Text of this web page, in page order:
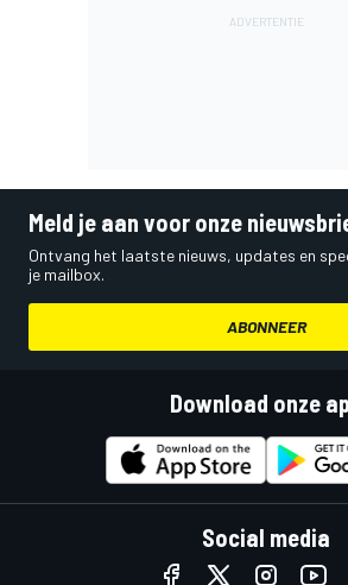
Meld je aan voor onze
Ontvang het laatste nieuws, updates en
je mailbox.
ABONNEER
Download onze
Social media